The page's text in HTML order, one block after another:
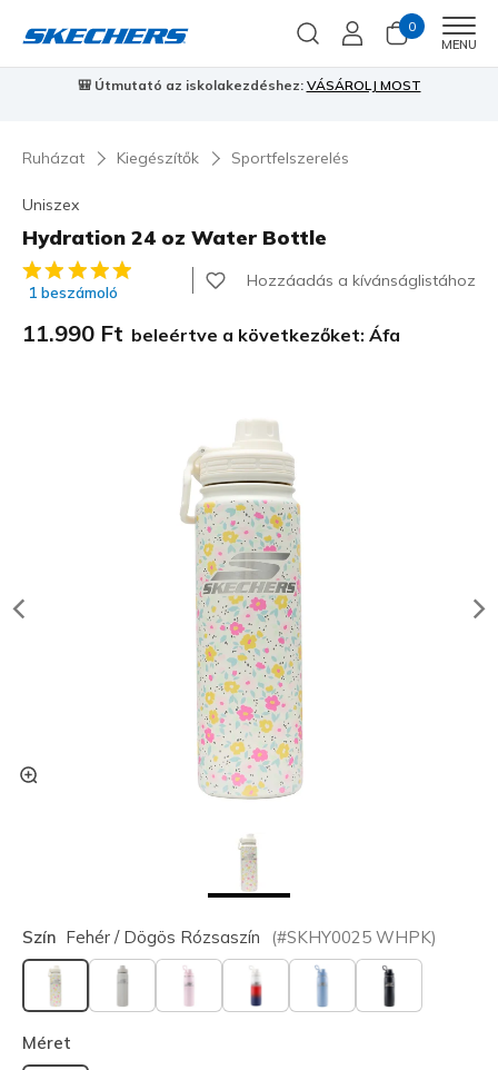
0
MENU
🎒 Útmutató az iskolakezdéshez: VÁSÁROLJ MOST
Ruházat Kiegészítők Sportfelszerelés
Uniszex
Hydration 24 oz Water Bottle
4,3 az 5-ből ügyfélértékelés
1 beszámoló
Hozzáadás a kívánságlistához
11.990 Ft beleértve a következőket: Áfa
Szín Fehér / Dögös Rózsaszín (#SKHY0025 WHPK)
kiválasztva
Méret